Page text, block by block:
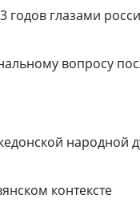
глазами
вопросу
народной
контексте